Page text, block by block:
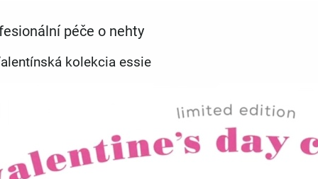
péče o nehty
kolekcia essie